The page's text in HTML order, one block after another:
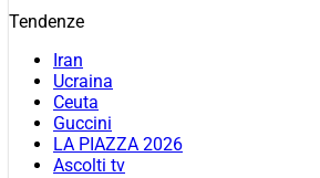
Tendenze
Iran
Ucraina
Ceuta
Guccini
LA PIAZZA 2026
Ascolti tv